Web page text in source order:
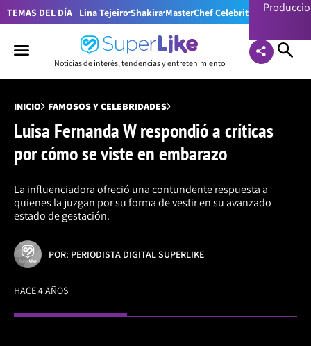
TEMAS DEL DÍA Lina TejeiroShakira MasterChef Celebrity Colombia
Noticias de interés, tendencias y entretenimiento
INICIO FAMOSOS Y CELEBRIDADES
Luisa Fernanda W respondió a críticas
por cómo se viste en embarazo
La influenciadora ofreció una contundente respuesta a
quienes la juzgan por su forma de vestir en su avanzado
estado de gestación.
POR: PERIODISTA DIGITAL SUPERLIKE
HACE 4 AÑOS